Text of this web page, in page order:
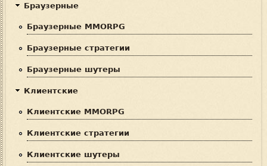
Браузерные
Браузерные MMORPG
Браузерные стратегии
Браузерные шутеры
Клиентские
Клиентские MMORPG
Клиентские стратегии
Клиентские шутеры